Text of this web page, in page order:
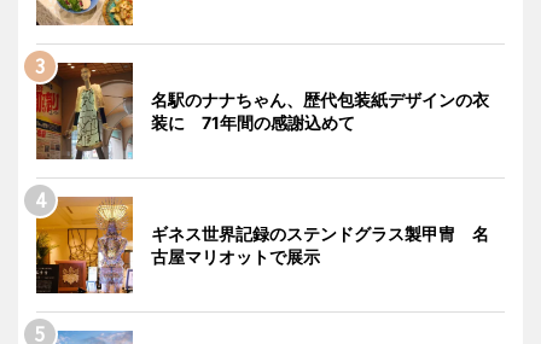
名駅のナナちゃん、歴代包装紙デザインの衣
装に 71年間の感謝込めて
ギネス世界記録のステンドグラス製甲冑 名
古屋マリオットで展示